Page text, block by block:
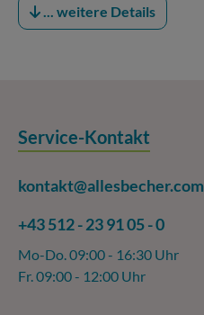
... weitere Details
Service-Kontakt
kontakt@allesbecher.com
+43 512 - 23 91 05 - 0
Mo-Do. 09:00 - 16:30 Uhr
Fr. 09:00 - 12:00 Uhr